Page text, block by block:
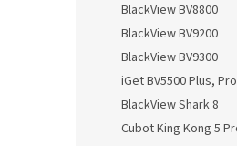
BlackView BV8800
BlackView BV9200
BlackView BV9300
iGet BV5500 Plus, Pro
BlackView Shark 8
Cubot King Kong 5